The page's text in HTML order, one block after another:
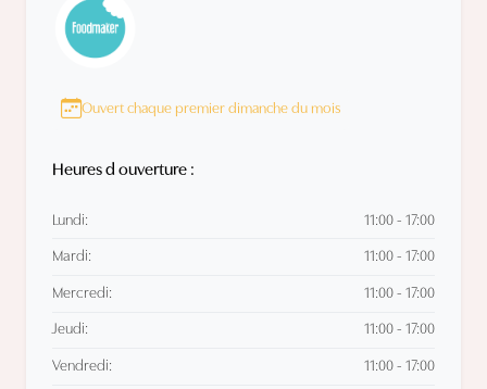
Ouvert chaque premier dimanche du mois
Heures d ouverture :
Lundi: 11:00 - 17:00
Mardi: 11:00 - 17:00
Mercredi: 11:00 - 17:00
Jeudi: 11:00 - 17:00
Vendredi: 11:00 - 17:00